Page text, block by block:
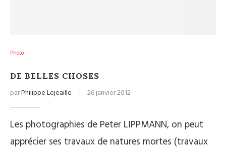
Photo
DE BELLES CHOSES
parPhilippe Lejeaille 26 janvier 2012
Les photographies de Peter LIPPMANN, on peut
apprécier ses travaux de natures mortes (travaux